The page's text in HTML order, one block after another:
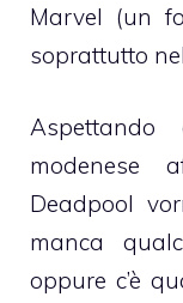
Marvel (un
soprattutto
modenese
Deadpool
manca
oppure c’è